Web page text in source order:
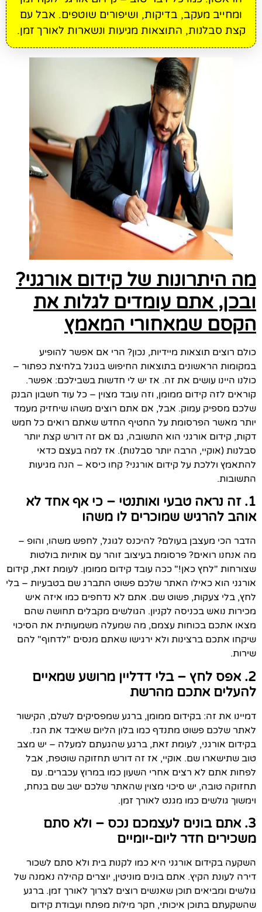
ומחייב מעקב, בדיקות, ושיפורים שוטפים. אבל עם
קצת סבלנות, התוצאות מגיעות ונשארות לאורך זמן.
מה היתרונות של קידום אורגני?
ובכן, אתם עומדים לגלות את
הקסם שמאחורי המאמץ
כולם רוצים תוצאות מיידיות, נכון? הרי אם אפשר להופיע
במקומות הראשונים בתוצאות החיפוש בגוגל בלחיצת כפתור –
כולנו היינו עושים את זה. אז יש לי חדשות בשבילכם: אפשר.
קוראים לזה קידום ממומן, וזה עובד מצוין – כל עוד חשבון הבנק
שלכם מספיק עמוק. אבל, אם אתם רוצים משהו שיחזיק מעמד
יותר מאשר הפרסומת על החטיף החדש שאתם רואים כל חמש
דקות, קידום אורגני הוא התשובה, גם אם זה דורש קצת יותר
סבלנות (אוקיי, הרבה יותר סבלנות). אז למה בעצם כדאי
להתאמץ וללכת על קידום אורגני? קחו כיסא – הנה מגיעות
התשובות.
1. זה נראה טבעי ואותנטי – כי אף אחד לא
אוהב להרגיש שמוכרים לו משהו
הדבר הכי מעצבן בעולם? להיכנס לגוגל, לחפש משהו, והופ –
מה אנחנו רואים? פרסומת בעיצוב זוהר עם אותיות בולטות
שצורחות "לחץ כאן!" ככה עובד קידום ממומן. לעומת זאת, קידום
אורגני הוא כאילו האתר שלכם פשוט התברג שם בטבעיות – בלי
לחץ, בלי צעקות, פשוט שם. אתם לא נדחפים כמו איזה איש
מכירות נואש בכניסה לקניון. הגולשים מקבלים תחושה שהם
מצאו אתכם בכוחות עצמם, מה שמעלה משמעותית את הסיכוי
שיקחו אתכם ברצינות ולא ירגישו שאתם מנסים "לדחוף" להם
שירות.
2. אפס לחץ – בלי דדליין מרושע שמאיים
להעלים אתכם מהרשת
דמיינו את זה: בקידום ממומן, ברגע שמפסיקים לשלם, הקישור
לאתר שלכם פשוט מתנדף כמו בלון הליום שאיבד את הגז.
בקידום אורגני, לעומת זאת, ברגע שהגעתם למעלה – יש מצב
טוב שתישארו שם. אוקיי, אז זה דורש תחזוקה שוטפת, אבל
לפחות אתם לא רצים אחרי השעון כמו במרוץ עכברים. עם
תחזוקה טובה, יש סיכוי מצוין שהאתר שלכם ישב שם בנחת,
וימשוך גולשים כמו מגנט לאורך זמן.
3. אתם בונים לעצמכם נכס – ולא סתם
משכירים חדר ליום-יומיים
השקעה בקידום אורגני היא כמו לקנות בית ולא סתם לשכור
דירה לעונת הקיץ. אתם בונים מוניטין, יוצרים קהילה נאמנה של
גולשים ומביאים תוכן שאנשים רוצים לצרוך לאורך זמן. ברגע
שהשקעתם בתוכן איכותי, חקר מילות מפתח ועבודת קידום